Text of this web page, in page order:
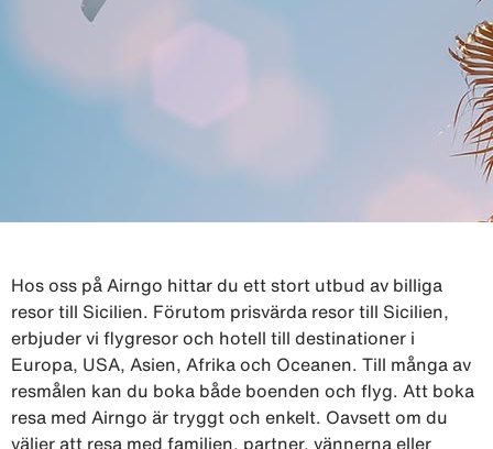
Hos oss på Airngo hittar du ett stort utbud av billiga
resor till Sicilien. Förutom prisvärda resor till Sicilien,
erbjuder vi flygresor och hotell till destinationer i
Europa, USA, Asien, Afrika och Oceanen. Till många av
resmålen kan du boka både boenden och flyg. Att boka
resa med Airngo är tryggt och enkelt. Oavsett om du
väljer att resa med familjen, partner, vännerna eller